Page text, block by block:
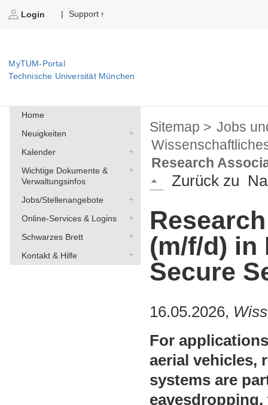
Login | Support
MyTUM-Portal
Technische Universität München
Home
Neuigkeiten
Kalender
Wichtige Dokumente &
Verwaltungsinfos
Jobs/Stellenangebote
Online-Services & Logins
Schwarzes Brett
Kontakt & Hilfe
Sitemap > Jobs
Research
Zurück zu
(m/f/d) in
Secure
16.05.2026,
For
aerial vehicles,
systems are